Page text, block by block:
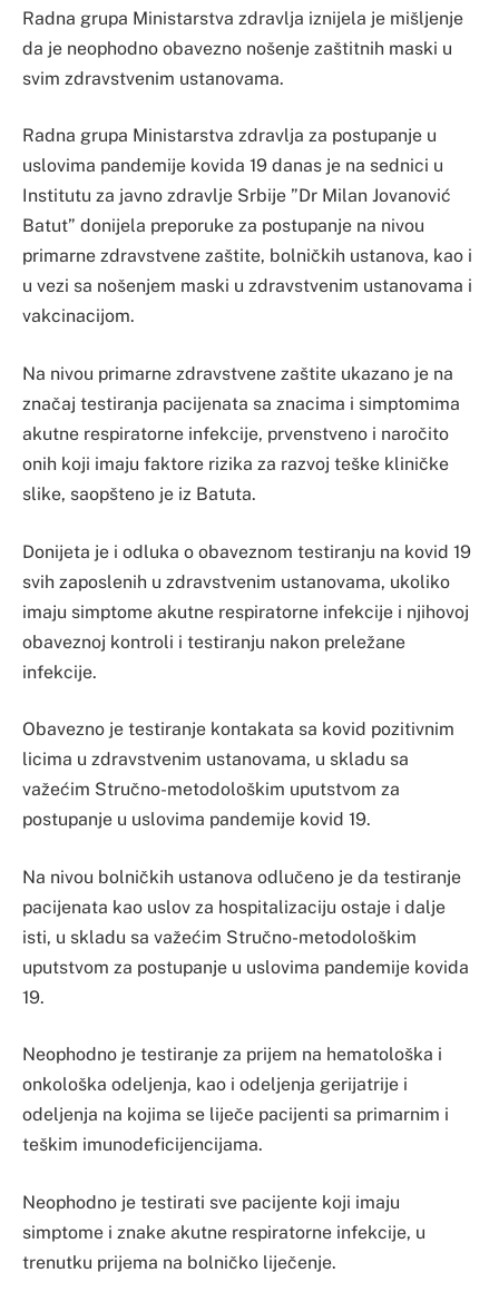
Radna grupa Ministarstva zdravlja iznijela je mišljenje
da je neophodno obavezno nošenje zaštitnih maski u
svim zdravstvenim ustanovama.
Radna grupa Ministarstva zdravlja za postupanje u
uslovima pandemije kovida 19 danas je na sednici u
Institutu za javno zdravlje Srbije ”Dr Milan Jovanović
Batut” donijela preporuke za postupanje na nivou
primarne zdravstvene zaštite, bolničkih ustanova, kao i
u vezi sa nošenjem maski u zdravstvenim ustanovama i
vakcinacijom.
Na nivou primarne zdravstvene zaštite ukazano je na
značaj testiranja pacijenata sa znacima i simptomima
akutne respiratorne infekcije, prvenstveno i naročito
onih koji imaju faktore rizika za razvoj teške kliničke
slike, saopšteno je iz Batuta.
Donijeta je i odluka o obaveznom testiranju na kovid 19
svih zaposlenih u zdravstvenim ustanovama, ukoliko
imaju simptome akutne respiratorne infekcije i njihovoj
obaveznoj kontroli i testiranju nakon preležane
infekcije.
Obavezno je testiranje kontakata sa kovid pozitivnim
licima u zdravstvenim ustanovama, u skladu sa
važećim Stručno-metodološkim uputstvom za
postupanje u uslovima pandemije kovid 19.
Na nivou bolničkih ustanova odlučeno je da testiranje
pacijenata kao uslov za hospitalizaciju ostaje i dalje
isti, u skladu sa važećim Stručno-metodološkim
uputstvom za postupanje u uslovima pandemije kovida
19.
Neophodno je testiranje za prijem na hematološka i
onkološka odeljenja, kao i odeljenja gerijatrije i
odeljenja na kojima se liječe pacijenti sa primarnim i
teškim imunodeficijencijama.
Neophodno je testirati sve pacijente koji imaju
simptome i znake akutne respiratorne infekcije, u
trenutku prijema na bolničko liječenje.